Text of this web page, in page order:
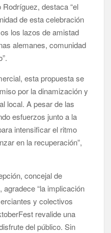
destaca “el
de esta celebración
los lazos de amistad
alemanes, comunidad
esta propuesta se
por la dinamización y
local. A pesar de las
esfuerzos junto a la
intensificar el ritmo
en la recuperación”,
concejal de
“la implicación
y colectivos
revalide una
del público. Sin